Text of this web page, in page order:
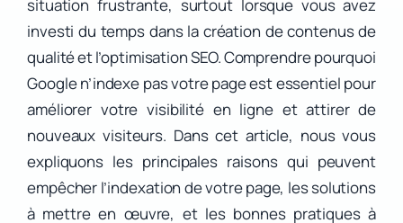
situation frustrante, surtout lorsque vous avez
investi du temps dans la création de contenus de
qualité et l’optimisation SEO. Comprendre pourquoi
Google n’indexe pas votre page est essentiel pour
améliorer votre visibilité en ligne et attirer de
nouveaux visiteurs. Dans cet article, nous vous
expliquons les principales raisons qui peuvent
empêcher l’indexation de votre page, les solutions
à mettre en œuvre, et les bonnes pratiques à